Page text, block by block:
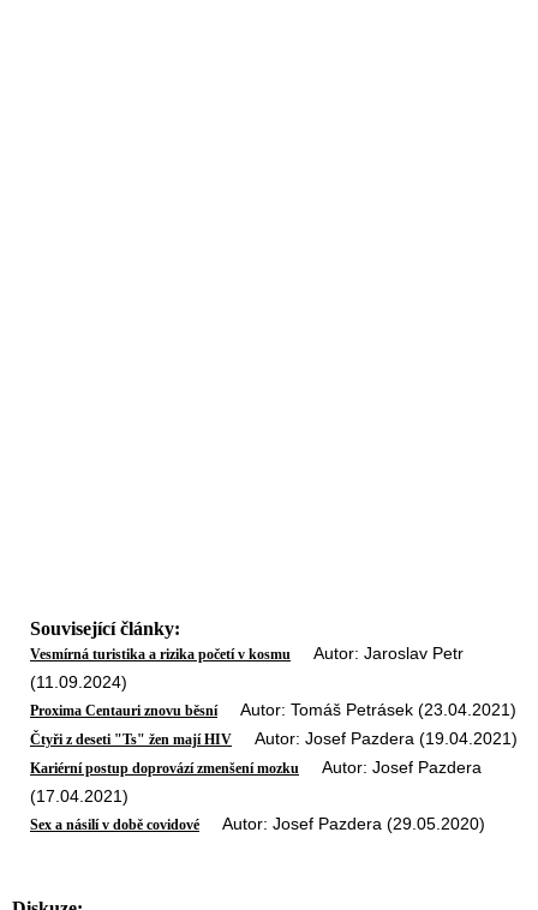
Související články:
Vesmírná turistika a rizika početí v kosmu Autor: Jaroslav Petr
(11.09.2024)
Proxima Centauri znovu běsníAutor: Tomáš Petrásek (23.04.2021)
Čtyři z deseti "Ts" žen mají HIV Autor: Josef Pazdera (19.04.2021)
Kariérní postup doprovází zmenšení mozku Autor: Josef Pazdera
(17.04.2021)
Sex a násilí v době covidové Autor: Josef Pazdera (29.05.2020)